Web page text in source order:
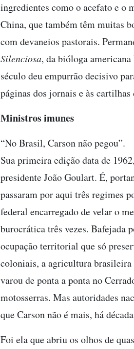
ingredientes como o acefato e o
China, que também têm muitas
com devaneios pastorais.
Silenciosa, da bióloga
século deu empurrão decisivo
páginas dos jornais e às
Ministros imunes
“No Brasil, Carson não pegou”.
Sua primeira edição data de
presidente João Goulart. É,
passaram por aqui três regimes
federal encarregado de velar o
burocrática três vezes. Bafejada
ocupação territorial que só
coloniais, a agricultura brasileira
varou de ponta a ponta no
motosserras. Mas autoridades
que Carson não é mais, há
Foi ela que abriu os olhos de